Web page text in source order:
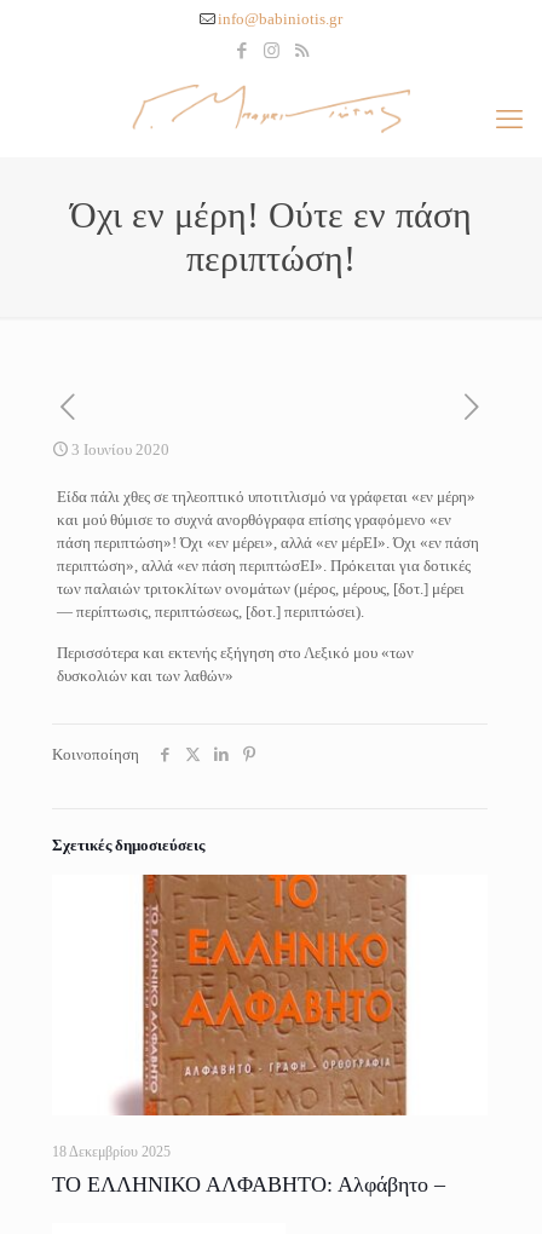
info@babiniotis.gr
Όχι εν μέρη! Ούτε εν πάση
περιπτώση!
3 Ιουνίου 2020
Είδα πάλι χθες σε τηλεοπτικό υποτιτλισμό να γράφεται «εν μέρη»
και μού θύμισε το συχνά ανορθόγραφα επίσης γραφόμενο «εν
πάση περιπτώση»! Όχι «εν μέρει», αλλά «εν μέρΕΙ». Όχι «εν πάση
περιπτώση», αλλά «εν πάση περιπτώσΕΙ». Πρόκειται για δοτικές
των παλαιών τριτοκλίτων ονομάτων (μέρος, μέρους, [δοτ.] μέρει
— περίπτωσις, περιπτώσεως, [δοτ.] περιπτώσει).
Περισσότερα και εκτενής εξήγηση στο Λεξικό μου «των
δυσκολιών και των λαθών»
Κοινοποίηση
Σχετικές δημοσιεύσεις
18 Δεκεμβρίου 2025
ΤΟ ΕΛΛΗΝΙΚΟ ΑΛΦΑΒΗΤΟ: Αλφάβητο –